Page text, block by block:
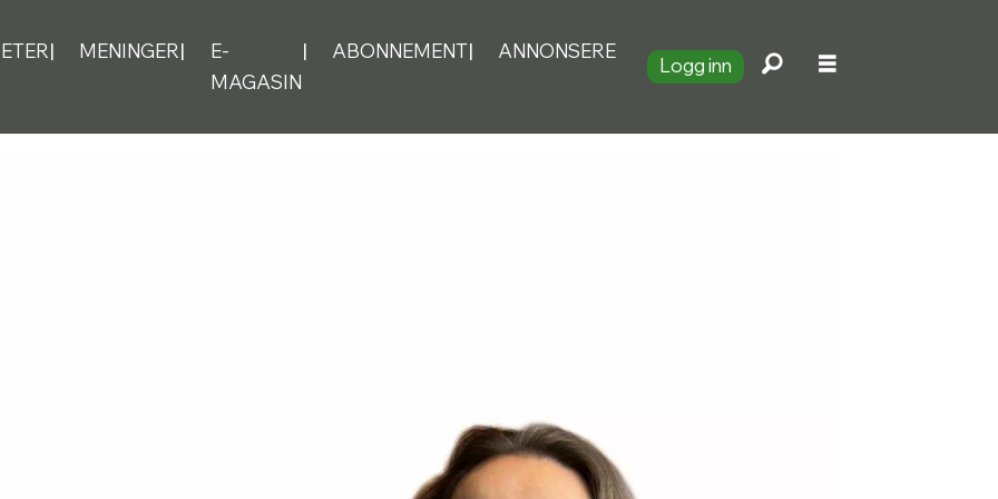
MENINGER
E-
MAGASIN
ABONNEMENT ANNONSERE
Logg inn